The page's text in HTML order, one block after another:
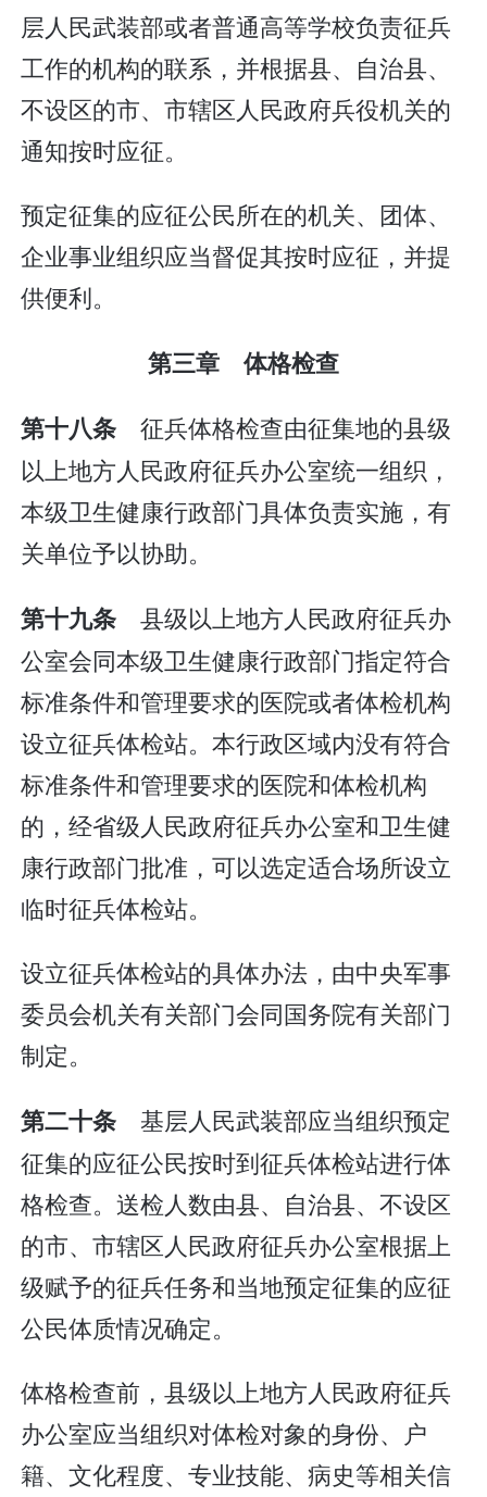
层人民武装部或者普通高等学校负责征兵
工作的机构的联系，并根据县、自治县、
不设区的市、市辖区人民政府兵役机关的
通知按时应征。
预定征集的应征公民所在的机关、团体、
企业事业组织应当督促其按时应征，并提
供便利。
第三章 体格检查
第十八条 征兵体格检查由征集地的县级
以上地方人民政府征兵办公室统一组织，
本级卫生健康行政部门具体负责实施，有
关单位予以协助。
第十九条 县级以上地方人民政府征兵办
公室会同本级卫生健康行政部门指定符合
标准条件和管理要求的医院或者体检机构
设立征兵体检站。本行政区域内没有符合
标准条件和管理要求的医院和体检机构
的，经省级人民政府征兵办公室和卫生健
康行政部门批准，可以选定适合场所设立
临时征兵体检站。
设立征兵体检站的具体办法，由中央军事
委员会机关有关部门会同国务院有关部门
制定。
第二十条 基层人民武装部应当组织预定
征集的应征公民按时到征兵体检站进行体
格检查。送检人数由县、自治县、不设区
的市、市辖区人民政府征兵办公室根据上
级赋予的征兵任务和当地预定征集的应征
公民体质情况确定。
体格检查前，县级以上地方人民政府征兵
办公室应当组织对体检对象的身份、户
籍、文化程度、专业技能、病史等相关信